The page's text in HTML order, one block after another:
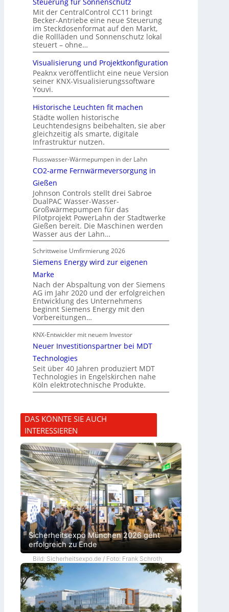
Mit der CentralControl CC11 bringt
Becker-Antriebe eine neue Steuerung
im Steckdosenformat auf den Markt,
die Rollläden und Sonnenschutz lokal
steuert – ohne…
Visualisierung und Projektkonfiguration
Peaknx veröffentlicht eine neue Version
seiner KNX-Visualisierungssoftware
Youvi.
Historische Leuchten fit machen
Städte wollen historische
Leuchtendesigns beibehalten, sie aber
gleichzeitig als smarte, digitale
Infrastruktur nutzen.
Flusswasser-Wärmepumpen in der Lahn
CO2-arme Fernwärmeversorgung in
Gießen
Johnson Controls stellt drei Sabroe
DualPAC Wasser-Wasser-
Großwärmepumpen für das
Pilotprojekt PowerLahn der Stadtwerke
Gießen bereit. Die Maschinen werden
Wasser aus der Lahn…
Schrittweise Umfirmierung 2026
Siemens Energy wird zur eigenen
Marke
Nach der Abspaltung von der Siemens
AG im Jahr 2020 und der erfolgreichen
Entwicklung des Unternehmens
beginnt Siemens Energy mit den
Vorbereitungen…
KNX-Entwickler mit neuem Investor
Neuer Investitionspartner bei MDT
Technologies
Seit über 40 Jahren produziert MDT
Technologies in Engelskirchen nahe
Köln elektrotechnische Produkte.
DAS KÖNNTE SIE AUCH
INTERESSIEREN
Sicherheitsexpo München 2026 geht
erfolgreich zu Ende
Bild: Sicherheitsexpo.de / Foto: Frank Schroth